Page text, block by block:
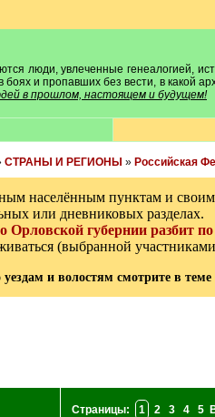
люди, увлеченные генеалогией,
и пропавших без вести, в какой
в прошлом, настоящем и будущем!
СТРАНЫ И РЕГИОНЫ » Российская
населённым пунктам и
или дневниковых разделах.
Орловской губернии разбит
(выбранной
и волостям смотрите в теме
Страницы: 1 2 3 4 5